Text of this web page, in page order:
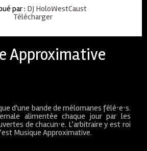
par: DJ HoloWestCaust
Télécharger
Approximative
d'une bande de mélomanes fêlé⋅e⋅s.
alimentée chaque jour par les
de chacun⋅e. L’arbitraire y est roi
Musique Approximative.